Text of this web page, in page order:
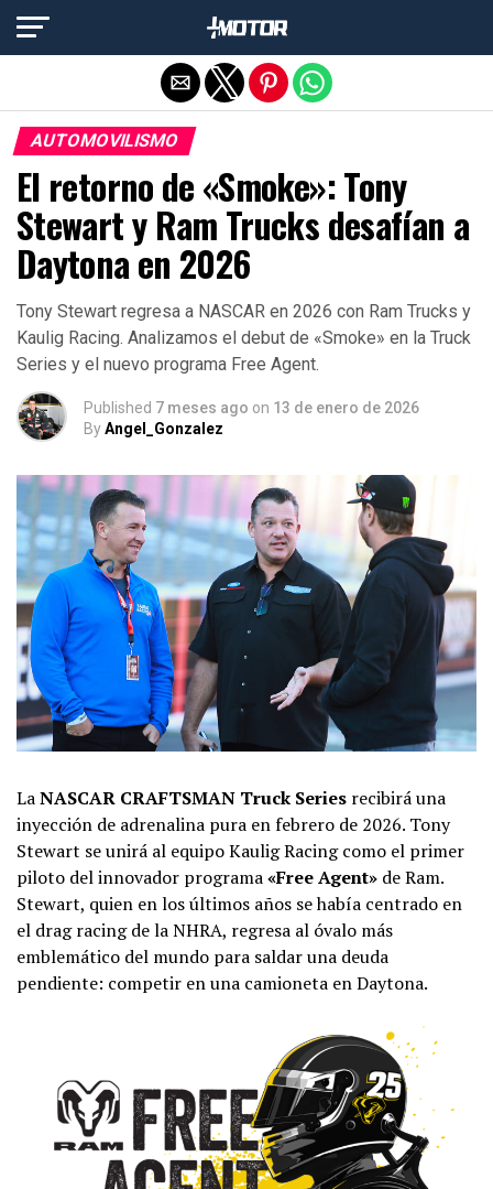
AUTOMOVILISMO
El retorno de «Smoke»: Tony
Stewart y Ram Trucks desafían a
Daytona en 2026
Tony Stewart regresa a NASCAR en 2026 con Ram Trucks y
Kaulig Racing. Analizamos el debut de «Smoke» en la Truck
Series y el nuevo programa Free Agent.
Published 7 meses ago on 13 de enero de 2026
ByAngel_Gonzalez
LaNASCAR CRAFTSMAN Truck Series recibirá una
inyección de adrenalina pura en febrero de 2026. Tony
Stewart se unirá al equipo Kaulig Racing como el primer
piloto del innovador programa«Free Agent» de Ram.
Stewart, quien en los últimos años se había centrado en
el drag racing de la NHRA, regresa al óvalo más
emblemático del mundo para saldar una deuda
pendiente: competir en una camioneta en Daytona.
Salir de la versión móvil